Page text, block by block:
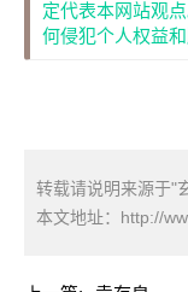
定代表本网站观
何侵犯个人权益
转载请说明来源于"
本文地址： http://